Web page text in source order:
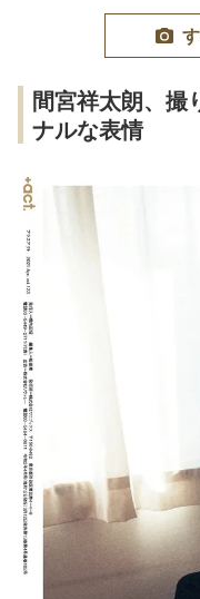
間宮祥太朗、撮
ナルな表情